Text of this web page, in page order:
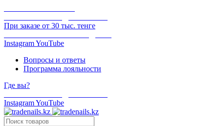
При заказе от 30 тыс. тенге
InstagramYouTube
Вопросы и ответы
Программа лояльности
Где вы?
InstagramYouTube